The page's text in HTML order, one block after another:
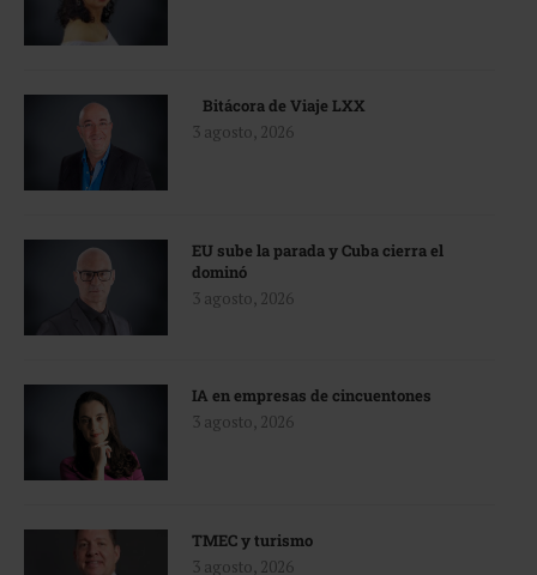
Bitácora de Viaje LXX
3 agosto, 2026
EU sube la parada y Cuba cierra el
dominó
3 agosto, 2026
IA en empresas de cincuentones
3 agosto, 2026
TMEC y turismo
3 agosto, 2026